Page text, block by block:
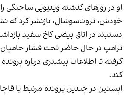
او در روزهای گذشته ویدیویی ساختگی
خودش، تروث‌سوشال، بازنشر کرد که
دستبند در اتاق بیضی کاخ سفید
ترامپ در حال حاضر تحت فشار حامیان
گرفته تا اطلاعات بیشتری درباره پرونده
کند.
اپستین در چندین پرونده مرتبط با